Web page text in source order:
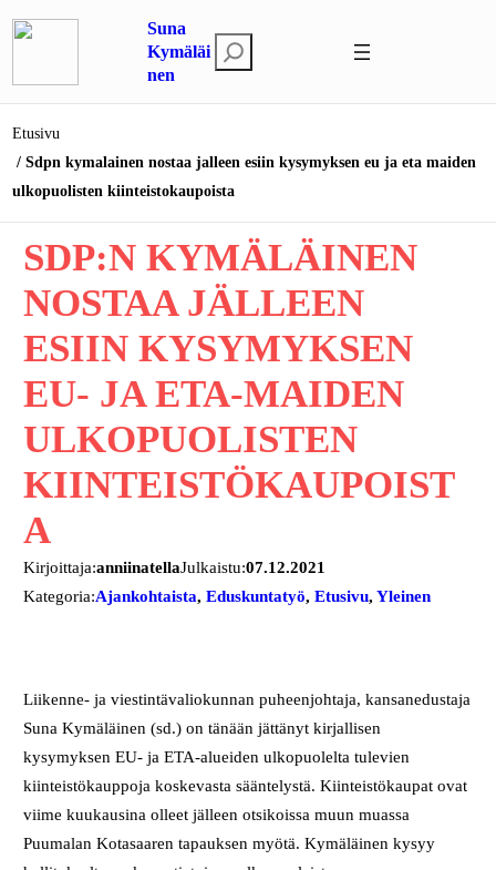
sisältöön
Suna
Kymäläi
nen
t
s
Etusivu
Sdpn kymalainen nostaa jalleen esiin kysymyksen eu ja eta maiden
ulkopuolisten kiinteistokaupoista
SDP:N KYMÄLÄINEN
NOSTAA JÄLLEEN
ESIIN KYSYMYKSEN
EU- JA ETA-MAIDEN
ULKOPUOLISTEN
KIINTEISTÖKAUPOIST
A
Kirjoittaja:anniinatellaJulkaistu:07.12.2021
Kategoria:Ajankohtaista, Eduskuntatyö, Etusivu, Yleinen
Liikenne- ja viestintävaliokunnan puheenjohtaja, kansanedustaja
Suna Kymäläinen (sd.) on tänään jättänyt kirjallisen
kysymyksen EU- ja ETA-alueiden ulkopuolelta tulevien
kiinteistökauppoja koskevasta sääntelystä. Kiinteistökaupat ovat
viime kuukausina olleet jälleen otsikoissa muun muassa
Puumalan Kotasaaren tapauksen myötä. Kymäläinen kysyy